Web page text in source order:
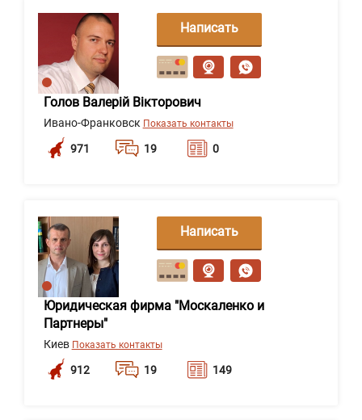
Голов Валерій Вікторович
Ивано-Франковск Показать контакты
971 19 0
Написать
сообщение
Юридическая фирма "Москаленко и
Партнеры"
Киев Показать контакты
912 19 149
Написать
сообщение